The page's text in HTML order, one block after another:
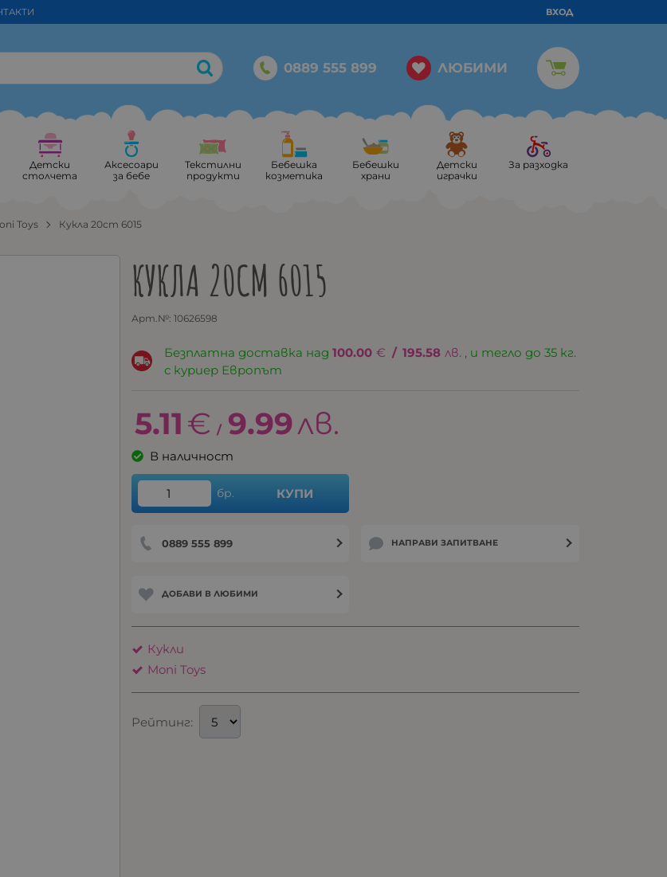
ВХОД
0889 555 899 ЛЮБИМИ
Детски
столчета
Аксесоари
за бебе
Текстилни
продукти
Бебешка
козметика
Бебешки
храни
Детски
играчки
За разходка
Toys Кукла 20cm 6015
КУКЛА 20CM 6015
Арт.№: 10626598
Безплатна доставка над100.00 € / 195.58 лв. , и тегло до 35 кг.
с куриер Европът
5.11 € / 9.99лв.
В наличност
бр. КУПИ
0889 555 899 НАПРАВИ ЗАПИТВАНЕ
ДОБАВИ В ЛЮБИМИ
Кукли
Moni Toys
Рейтинг: